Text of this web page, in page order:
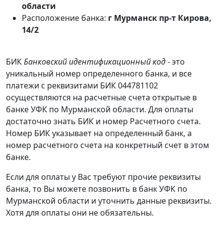
области
Расположение банка: г Мурманск пр-т Кирова,
14/2
БИКБанковский идентификационный код- это
уникальный номер определенного банка, и все
платежи с реквизитами БИК 044781102
осуществляются на расчетные счета открытые в
банке УФК по Мурманской области. Для оплаты
достаточно знать БИК и номер Расчетного счета.
Номер БИК указывает на определенный банк, а
номер расчетного счета на конкретный счет в этом
банке.
Если для оплаты у Вас требуют прочие реквизиты
банка, то Вы можете позвонить в банк УФК по
Мурманской области и уточнить данные реквизиты.
Хотя для оплаты они не обязательны.